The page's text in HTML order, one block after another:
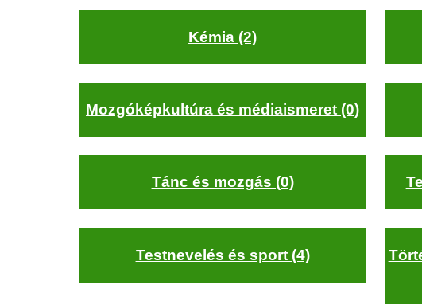
Kémia (2)
Mozgóképkultúra és médiaismeret (0)
Tánc és mozgás (0)
Testnevelés és sport (4)